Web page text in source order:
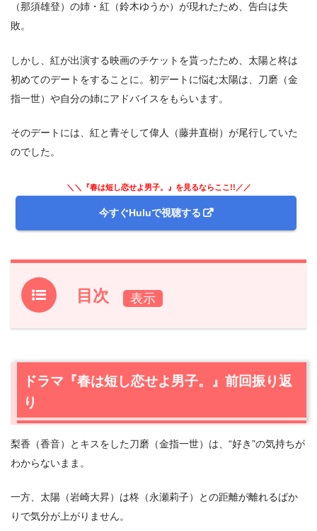
（那須雄登）の姉・紅（鈴木ゆうか）が現れたため、告白は失
敗。
しかし、紅が出演する映画のチケットを貰ったため、太陽と柊は
初めてのデートをすることに。初デートに悩む太陽は、刀磨（金
指一世）や自分の姉にアドバイスをもらいます。
そのデートには、紅と青そして偉人（藤井直樹）が尾行していた
のでした。
＼＼『春は短し恋せよ男子。』を見るならここ!!／／
今すぐHuluで視聴する
目次
1.ドラマ『春は短し恋せよ男子。』前回振り返り
話あらすじと感想
2.4 初デート
2.5柊のわがまま
3.ドラマ『春は短し恋せよ男子。』 第7話 感想＆まとめ
ドラマ『春は短し恋せよ男子。』前回振り返
り
梨香（香音）とキスをした刀磨（金指一世）は、“好き”の気持ちが
わからないまま。
一方、太陽（岩崎大昇）は柊（永瀬莉子）との距離が離れるばか
りで気分が上がりません。